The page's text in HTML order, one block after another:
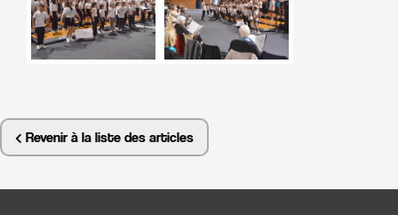
Revenir à la liste des articles